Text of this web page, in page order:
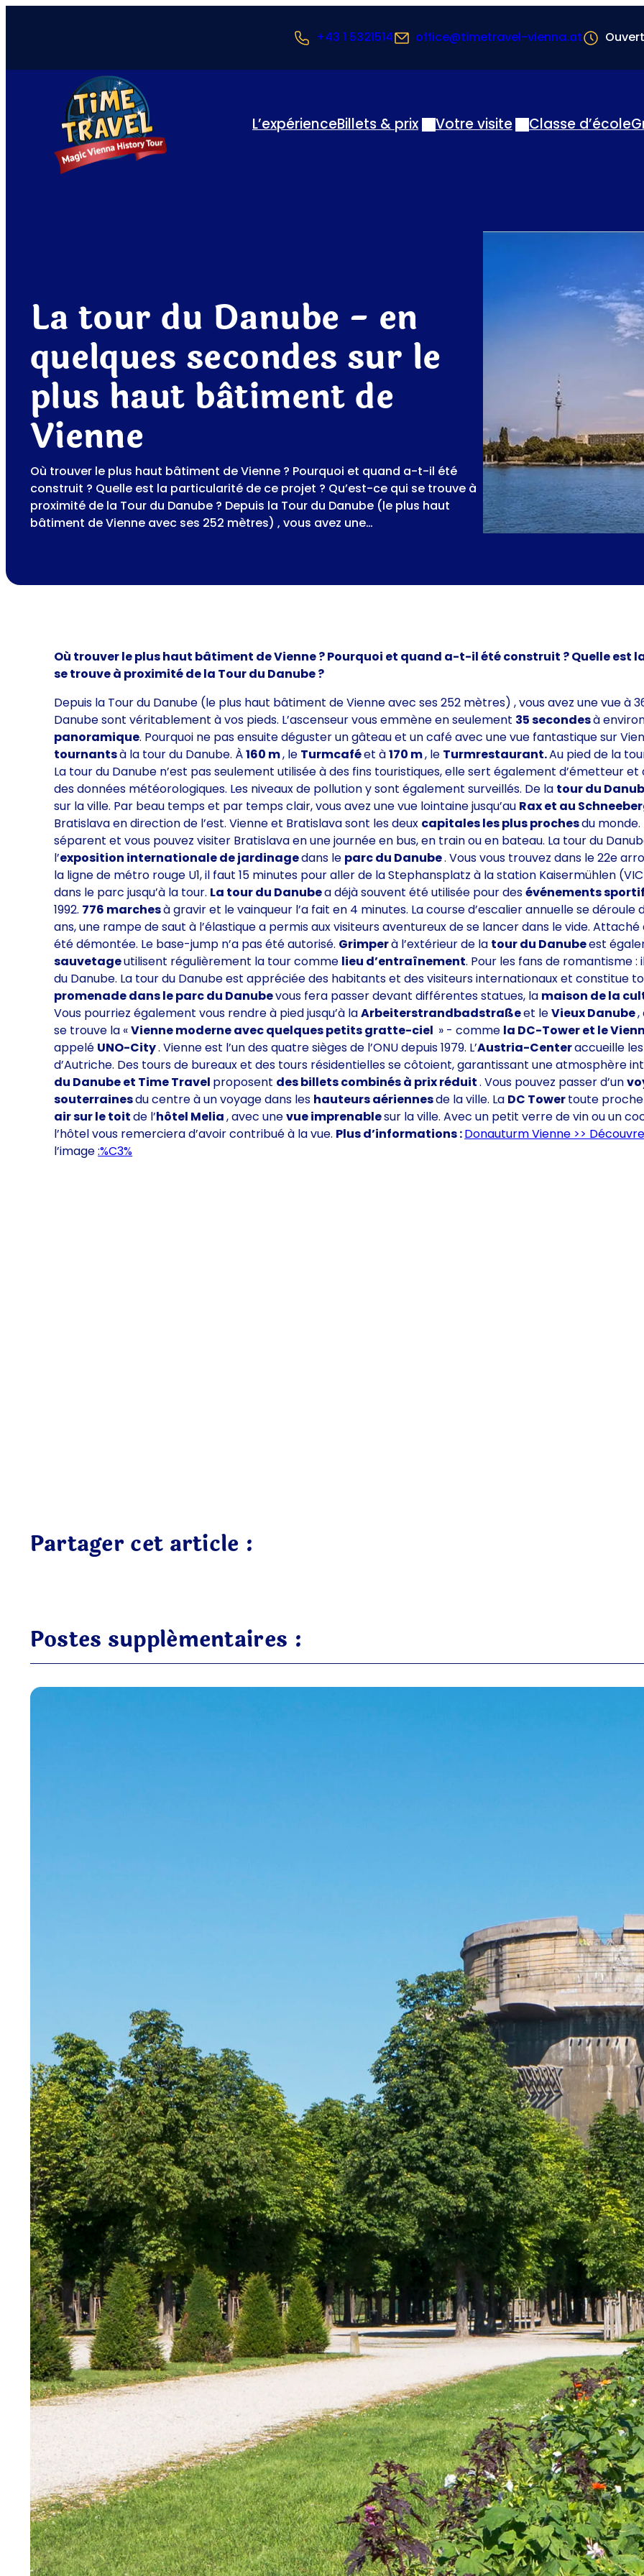
+43 1 5321514 office@timetravel-vienna.at
L’expérienceBillets & prix Votre visite Classe d’école
La tour du Danube - en
quelques secondes sur le
plus haut bâtiment de
Vienne
Où trouver le plus haut bâtiment de Vienne ? Pourquoi et quand a-t-il été
construit ? Quelle est la particularité de ce projet ? Qu’est-ce qui se trouve à
proximité de la Tour du Danube ? Depuis la Tour du Danube (le plus haut
bâtiment de Vienne avec ses 252 mètres) , vous avez une…
Où trouver le plus haut bâtiment de Vienne ? Pourquoi et quand a-t-il été construit ? Quelle est
se trouve à proximité de la Tour du Danube ?
Depuis la Tour du Danube (le plus haut bâtiment de Vienne avec ses 252 mètres) , vous avez une vue à
Danube sont véritablement à vos pieds. L’ascenseur vous emmène en seulement 35 secondesà
panoramique. Pourquoi ne pas ensuite déguster un gâteau et un café avec une vue fantastique sur
tournantsà la tour du Danube. À160 m, le Turmcaféet à170 m, le Turmrestaurant.Au pied de la
La tour du Danube n’est pas seulement utilisée à des fins touristiques, elle sert également d’émetteur
des données météorologiques. Les niveaux de pollution y sont également surveillés. De la tour du
sur la ville. Par beau temps et par temps clair, vous avez une vue lointaine jusqu’au Rax et au
Bratislava en direction de l’est. Vienne et Bratislava sont les deux capitales les plus prochesdu
séparent et vous pouvez visiter Bratislava en une journée en bus, en train ou en bateau. La tour du
l’exposition internationale de jardinagedans le parc du Danube. Vous vous trouvez dans le 22e
la ligne de métro rouge U1, il faut 15 minutes pour aller de la Stephansplatz à la station Kaisermühlen
dans le parc jusqu’à la tour. La tour du Danubea déjà souvent été utilisée pour desévénements
1992. 776 marchesà gravir et le vainqueur l’a fait en 4 minutes. La course d’escalier annuelle se
ans, une rampe de saut à l’élastique a permis aux visiteurs aventureux de se lancer dans le vide.
été démontée. Le base-jump n’a pas été autorisé. Grimperà l’extérieur de la tour du Danubeest
sauvetageutilisent régulièrement la tour comme lieu d’entraînement. Pour les fans de romantisme
du Danube. La tour du Danube est appréciée des habitants et des visiteurs internationaux et constitue
promenade dans le parc du Danubevous fera passer devant différentes statues, la maison de la
Vous pourriez également vous rendre à pied jusqu’à laArbeiterstrandbadstraßeet leVieux Danube,
se trouve la «Vienne moderne avec quelques petits gratte-ciel » - comme la DC-Tower et le
appelé UNO-City. Vienne est l’un des quatre sièges de l’ONU depuis 1979. L’Austria-Centeraccueille
d’Autriche. Des tours de bureaux et des tours résidentielles se côtoient, garantissant une atmosphère
du Danube et Time Travel proposent des billets combinés à prix réduit. Vous pouvez passer d’un
souterrainesdu centre à un voyage dans les hauteurs aériennesde la ville. La DC Towertoute
air sur le toitde l’hôtel Melia, avec unevue imprenablesur la ville. Avec un petit verre de vin ou un
l’hôtel vous remerciera d’avoir contribué à la vue. Plus d’informations :Donauturm Vienne >>
l’image:%C3%
Partager cet article :
Postes supplémentaires :